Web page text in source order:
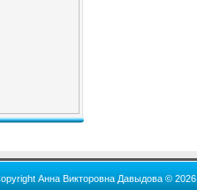
Анна Викторовна Давыдова © 2026